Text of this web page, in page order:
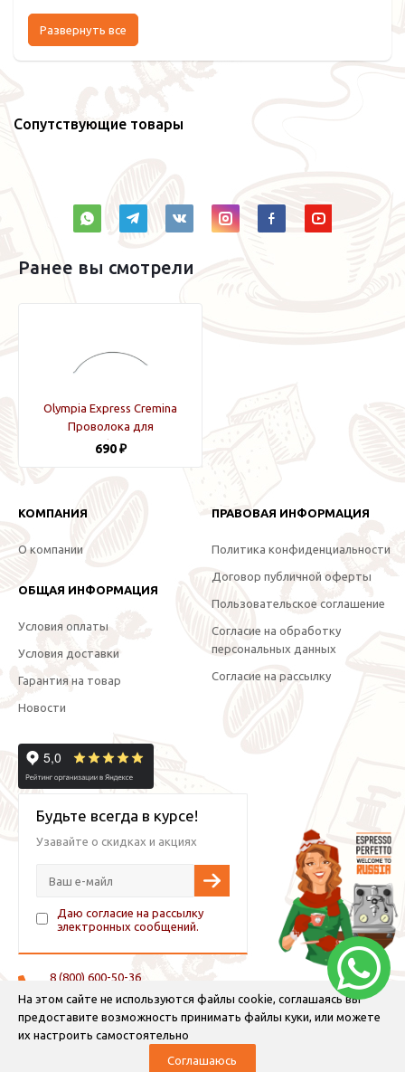
Развернуть все
Сопутствующие товары
На этом сайте не используются файлы cookie, соглашаясь вы
предоставите возможность принимать файлы куки, или можете
их настроить самостоятельно
Соглашаюсь
Ранее вы смотрели
Olympia Express Cremina
Проволока для
портафильтра
690 ₽
КОМПАНИЯ
О компании
ОБЩАЯ ИНФОРМАЦИЯ
Условия оплаты
Условия доставки
Гарантия на товар
Новости
ПРАВОВАЯ ИНФОРМАЦИЯ
Политика конфиденциальности
Договор публичной оферты
Пользовательское соглашение
Согласие на обработку
персональных данных
Согласие на рассылку
Будьте всегда в курсе!
Узавайте о скидках и акциях
Даю согласие на рассылку
электронных сообщений.
8 (800) 600-50-36
+7 (921) 882-11-99 (WhatsApp, Viber, Telegram)
info@espressoperfetto.ru